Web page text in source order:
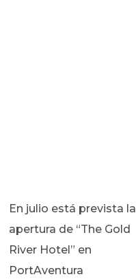
En julio está prevista la
apertura de “The Gold
River Hotel” en
PortAventura